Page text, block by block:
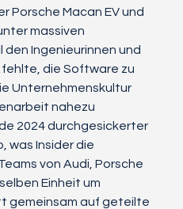
Porsche Macan EV und
massiven
Ingenieurinnen und
die Software zu
Unternehmenskultur
nahezu
2024 durchgesickerter
was Insider die
von Audi, Porsche
Einheit um
gemeinsam auf geteilte